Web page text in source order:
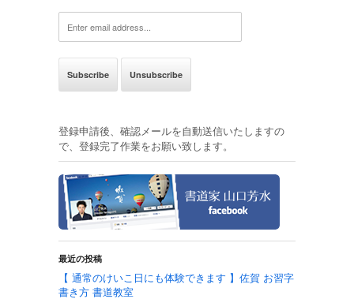
登録申請後、確認メールを自動送信いたしますの
で、登録完了作業をお願い致します。
最近の投稿
【 通常のけいこ日にも体験できます 】佐賀 お習字
書き方 書道教室